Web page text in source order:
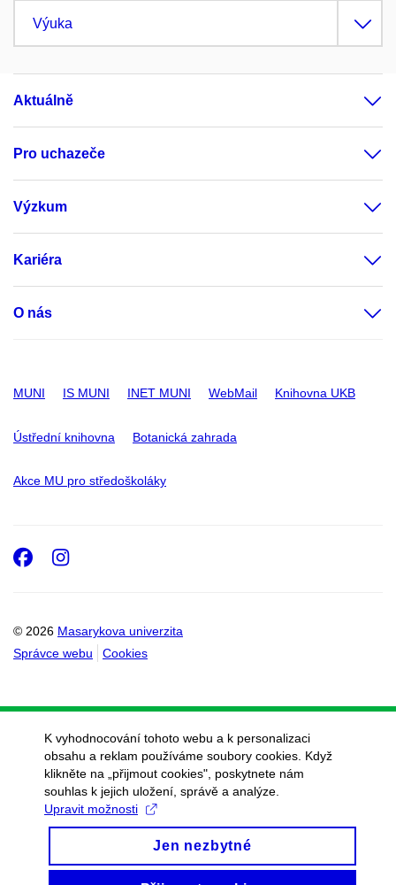
Výuka
Aktuálně
Pro uchazeče
Výzkum
Kariéra
O nás
MUNI IS MUNI INET MUNI WebMail Knihovna UKB
Ústřední knihovna Botanická zahrada
Akce MU pro středoškoláky
© 2026 Masarykova univerzita
Správce webu
Cookies
Facebook
Instagram
K vyhodnocování tohoto webu a k personalizaci
obsahu a reklam používáme soubory cookies. Když
klikněte na „přijmout cookies", poskytnete nám
souhlas k jejich uložení, správě a analýze.
Upravit možnosti
Jen nezbytné